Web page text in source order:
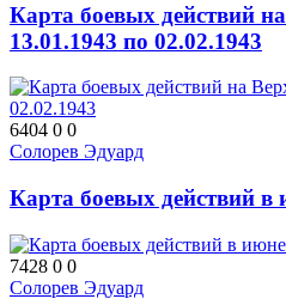
Карта боевых действий
13.01.1943 по 02.02.1943
6404 0 0
Солорев Эдуард
Карта боевых действий в
7428 0 0
Солорев Эдуард